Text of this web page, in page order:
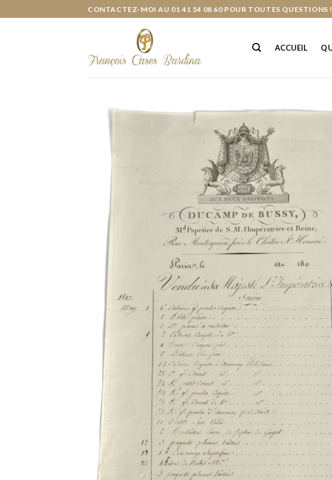
CONTACTEZ-MOI AU 01 41 54 08 60 POUR TOUTES QUESTIONS !
ACCUEIL